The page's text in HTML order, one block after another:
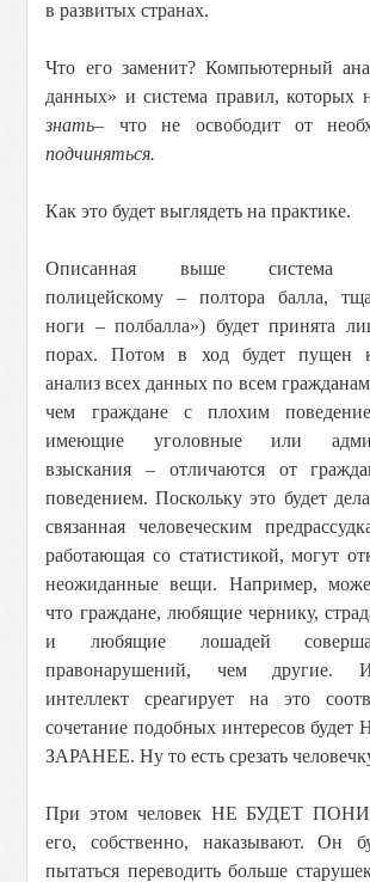
в развитых странах.
Что его заменит? Компьютерный
данных» и система правил, которых
знать– что не освободит от
подчиняться.
Как это будет выглядеть на практике.
Описанная выше система
полицейскому – полтора балла,
ноги – полбалла») будет принята
порах. Потом в ход будет пущен
анализ всех данных по всем
чем граждане с плохим
имеющие уголовные или
взыскания – отличаются от
поведением. Поскольку это будет
связанная человеческим
работающая со статистикой, могут
неожиданные вещи. Например,
что граждане, любящие чернику,
и любящие лошадей
правонарушений, чем другие.
интеллект среагирует на это
сочетание подобных интересов
ЗАРАНЕЕ. Ну то есть срезать
При этом человек НЕ БУДЕТ
его, собственно, наказывают. Он
пытаться переводить больше